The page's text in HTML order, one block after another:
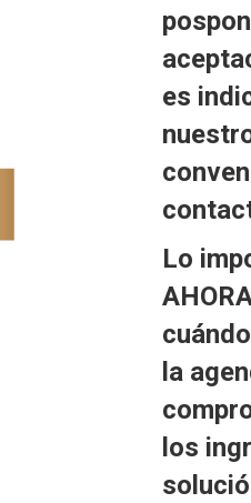
es
Lo
la
los